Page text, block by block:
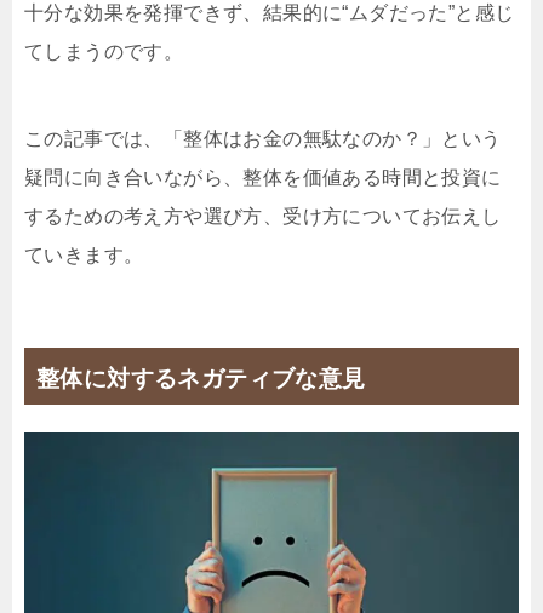
十分な効果を発揮できず、結果的に“ムダだった”と感じ
てしまうのです。
この記事では、「整体はお金の無駄なのか？」という
疑問に向き合いながら、整体を価値ある時間と投資に
するための考え方や選び方、受け方についてお伝えし
ていきます。
整体に対するネガティブな意見